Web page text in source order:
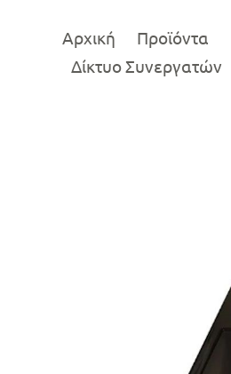
Αρχική Προϊόντα
Δίκτυο Συνεργατών